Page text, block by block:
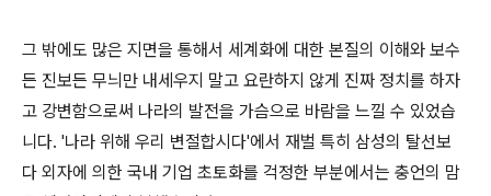
그 밖에도 많은 지면을 통해서 세계화에 대한 본질의 이해와 보수
든 진보든 무늬만 내세우지 말고 요란하지 않게 진짜 정치를 하자
고 강변함으로써 나라의 발전을 가슴으로 바람을 느낄 수 있었습
니다. '나라 위해 우리 변절합시다'에서 재벌 특히 삼성의 탈선보
다 외자에 의한 국내 기업 초토화를 걱정한 부분에서는 충언의 맘